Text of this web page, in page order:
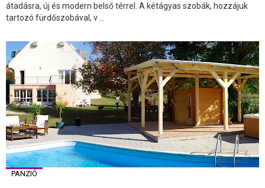
átadásra, új és modern belső térrel. A kétágyas szobák, hozzájuk
tartozó fürdőszobával, v ...
PANZIÓ